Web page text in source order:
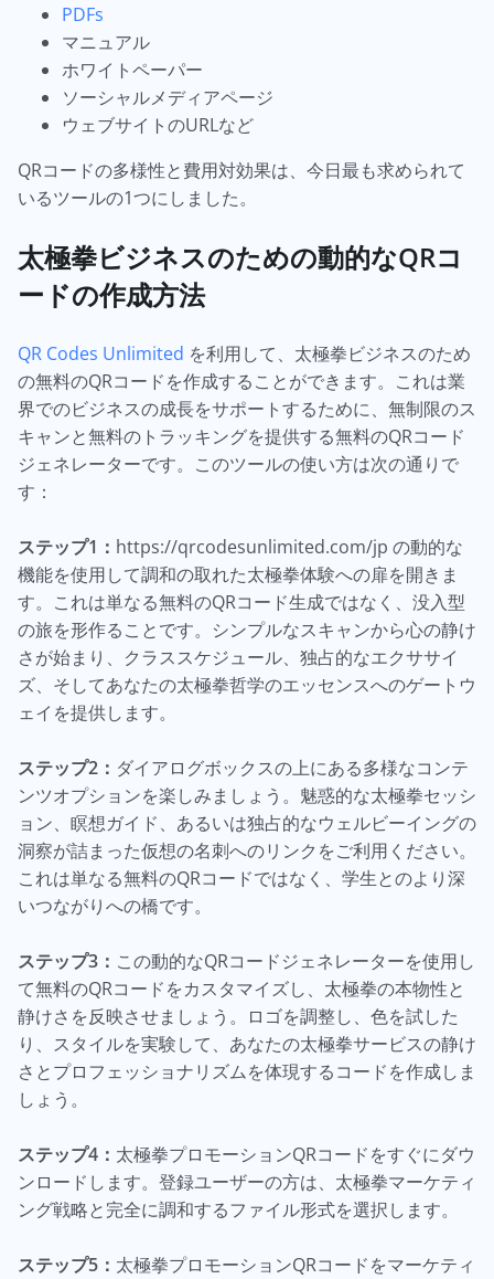
PDFs
マニュアル
ホワイトペーパー
ソーシャルメディアページ
ウェブサイトのURLなど
QRコードの多様性と費用対効果は、今日最も求められて
いるツールの1つにしました。
太極拳ビジネスのための動的なQRコ
ードの作成方法
QR Codes Unlimited を利用して、太極拳ビジネスのため
の無料のQRコードを作成することができます。これは業
界でのビジネスの成長をサポートするために、無制限のス
キャンと無料のトラッキングを提供する無料のQRコード
ジェネレーターです。このツールの使い方は次の通りで
す：
ステップ1： https://qrcodesunlimited.com/jp の動的な
機能を使用して調和の取れた太極拳体験への扉を開きま
す。これは単なる無料のQRコード生成ではなく、没入型
の旅を形作ることです。シンプルなスキャンから心の静け
さが始まり、クラススケジュール、独占的なエクササイ
ズ、そしてあなたの太極拳哲学のエッセンスへのゲートウ
ェイを提供します。
ステップ2： ダイアログボックスの上にある多様なコンテ
ンツオプションを楽しみましょう。魅惑的な太極拳セッシ
ョン、瞑想ガイド、あるいは独占的なウェルビーイングの
洞察が詰まった仮想の名刺へのリンクをご利用ください。
これは単なる無料のQRコードではなく、学生とのより深
いつながりへの橋です。
ステップ3： この動的なQRコードジェネレーターを使用し
て無料のQRコードをカスタマイズし、太極拳の本物性と
静けさを反映させましょう。ロゴを調整し、色を試した
り、スタイルを実験して、あなたの太極拳サービスの静け
さとプロフェッショナリズムを体現するコードを作成しま
しょう。
ステップ4： 太極拳プロモーションQRコードをすぐにダウ
ンロードします。登録ユーザーの方は、太極拳マーケティ
ング戦略と完全に調和するファイル形式を選択します。
ステップ5： 太極拳プロモーションQRコードをマーケティ